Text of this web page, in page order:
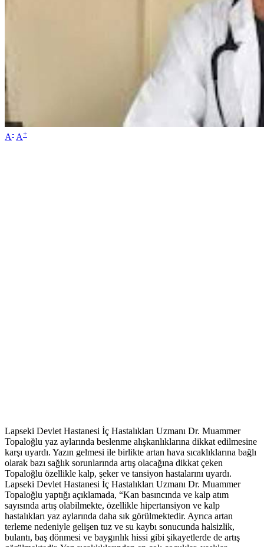
A- A+
Lapseki Devlet Hastanesi İç Hastalıkları Uzmanı Dr. Muammer
Topaloğlu yaz aylarında beslenme alışkanlıklarına dikkat edilmesine
karşı uyardı. Yazın gelmesi ile birlikte artan hava sıcaklıklarına bağlı
olarak bazı sağlık sorunlarında artış olacağına dikkat çeken
Topaloğlu özellikle kalp, şeker ve tansiyon hastalarını uyardı.
Lapseki Devlet Hastanesi İç Hastalıkları Uzmanı Dr. Muammer
Topaloğlu yaptığı açıklamada, “Kan basıncında ve kalp atım
sayısında artış olabilmekte, özellikle hipertansiyon ve kalp
hastalıkları yaz aylarında daha sık görülmektedir. Ayrıca artan
terleme nedeniyle gelişen tuz ve su kaybı sonucunda halsizlik,
bulantı, baş dönmesi ve baygınlık hissi gibi şikayetlerde de artış